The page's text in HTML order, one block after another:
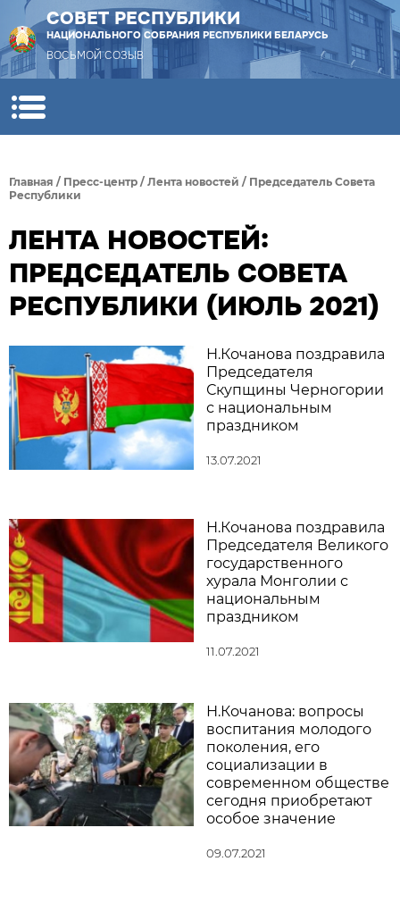
СОВЕТ РЕСПУБЛИКИ
НАЦИОНАЛЬНОГО СОБРАНИЯ РЕСПУБЛИКИ БЕЛАРУСЬ
ВОСЬМОЙ СОЗЫВ
Главная / Пресс-центр / Лента новостей / Председатель Совета
Республики
ЛЕНТА НОВОСТЕЙ:
ПРЕДСЕДАТЕЛЬ СОВЕТА
РЕСПУБЛИКИ (ИЮЛЬ 2021)
Н.Кочанова поздравила
Председателя
Скупщины Черногории
с национальным
праздником
13.07.2021
Н.Кочанова поздравила
Председателя Великого
государственного
хурала Монголии с
национальным
праздником
11.07.2021
Н.Кочанова: вопросы
воспитания молодого
поколения, его
социализации в
современном обществе
сегодня приобретают
особое значение
09.07.2021